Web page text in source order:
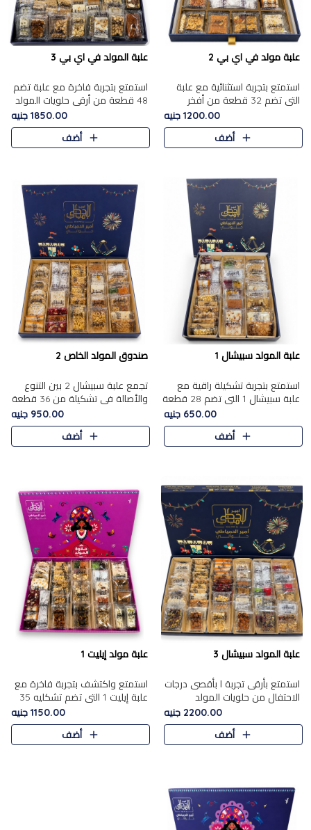
علبة مولد في اي بي 2
استمتع بتجربة استثنائية مع علبة
التي تضم 32 قطعة من أفخر
حلويات المولد الشرقية، في تشكيلة
تجمع بين الأصالة والاختيارات
الفاخرة. تحتوي العلبة..
1200.00 جنيه
أضف
علبة المولد في اي بي 3
استمتع بتجربة فاخرة مع علبة تضم
48 قطعة من أرقى حلويات المولد
الشرقية، في تشكيلة تجمع بين
الأصناف التقليدية الفاخرة والاختيارات
1850.00 جنيه
أضف
علبة المولد سبيشال 1
استمتع بتجربة تشكيلة راقية مع
علبة سبيشال 1 التي تضم 28 قطعة
من تشكيلة مختارة بعناية من أفخر
حلويات المولد المصرية الأصلية
الشرقية. تحتوي ال..
650.00 جنيه
أضف
صندوق المولد الخاص 2
تجمع علبة سبيشال 2 بين التنوع
والأصالة في تشكيلة من 36 قطعة
تضم أشهر حلويات المولد الشرقية.
تحتوي العلبة على الجزرية بالفول،
والجزرية بالبن..
950.00 جنيه
أضف
علبة المولد سبيشال 3
استمتع بأرقى تجربة ا بأقصى درجات
الاحتفال من حلويات المولد
المصريه الأصيلة مع هذه الفخامة
مع علبة سبيشال 3 التي تضم 56
قطعة من تشكيلة استثن..
2200.00 جنيه
أضف
علبة مولد إيليت 1
استمتع واكتشف بتجربة فاخرة مع
علبة إيليت 1 التي تضم تشكليه 35
قطعة من أرقى حلويات المولد
المصري الأصيلة ,معروضة بشكل
جميل في علبة أنيقة ، في..
1150.00 جنيه
أضف